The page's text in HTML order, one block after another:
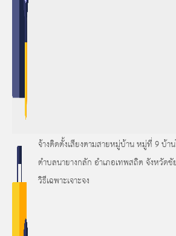
จ้างติดตั้งเสียงตามสายหมู่บ้าน หมู่ที่ 9 บ้า
ตำบลนายางกลัก อำเภอเทพสถิต จังหวัด
วิธีเฉพาะเจาะจง